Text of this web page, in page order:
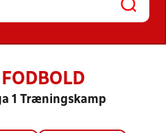
1 Træningskamp